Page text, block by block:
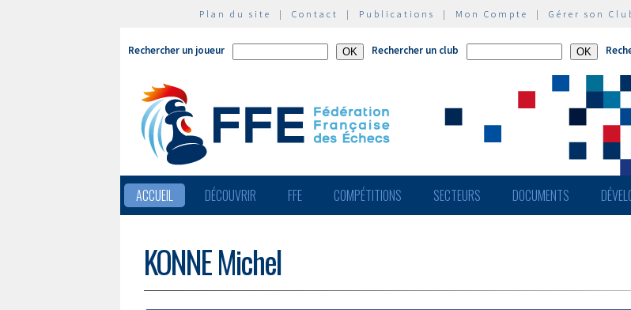
Plan du site | Contact | Publications | Mon Compte | Gérer son
Rechercher un joueur Rechercher un club
ACCUEIL DÉCOUVRIR FFE COMPÉTITIONS SECTEURS DOCUMENTS
KONNE Michel